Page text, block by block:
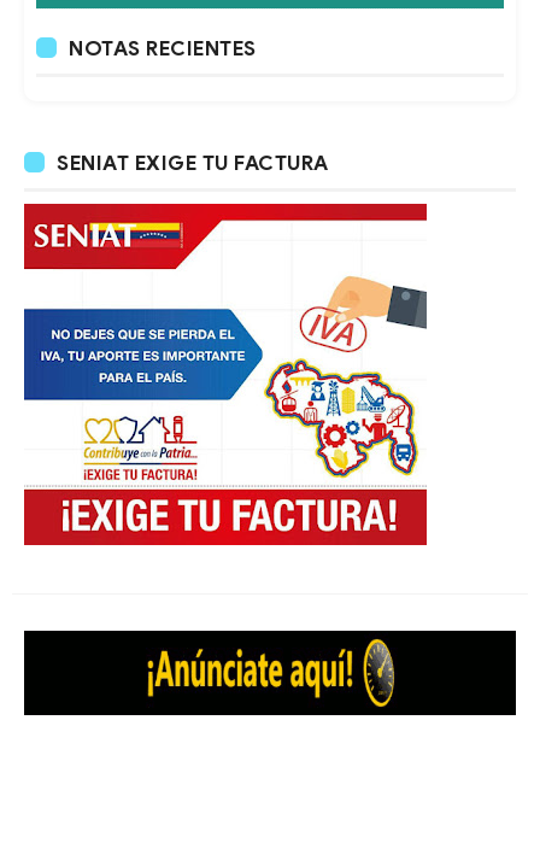
NOTAS RECIENTES
SENIAT EXIGE TU FACTURA